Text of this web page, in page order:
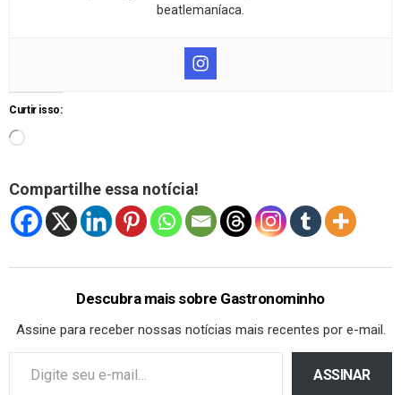
beatlemaníaca.
Curtir isso:
Compartilhe essa notícia!
Descubra mais sobre Gastronominho
Assine para receber nossas notícias mais recentes por e-mail.
ASSINAR